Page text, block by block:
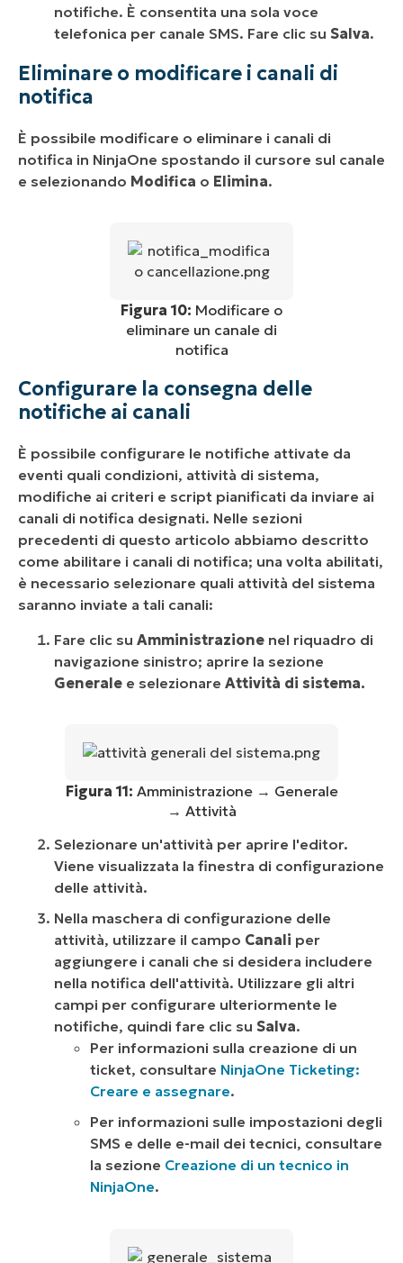
notifiche. È consentita una sola voce
telefonica per canale SMS. Fare clic su Salva.
Eliminare o modificare i canali di
notifica
È possibile modificare o eliminare i canali di
notifica in NinjaOne spostando il cursore sul canale
e selezionando Modifica o Elimina.
Figura 10: Modificare o
eliminare un canale di
notifica
Configurare la consegna delle
notifiche ai canali
È possibile configurare le notifiche attivate da
eventi quali condizioni, attività di sistema,
modifiche ai criteri e script pianificati da inviare ai
canali di notifica designati. Nelle sezioni
precedenti di questo articolo abbiamo descritto
come abilitare i canali di notifica; una volta abilitati,
è necessario selezionare quali attività del sistema
saranno inviate a tali canali:
Fare clic su Amministrazione nel riquadro di
navigazione sinistro; aprire la sezione
Generale e selezionare Attività di sistema.
Figura 11: Amministrazione → Generale
→ Attività
Selezionare un'attività per aprire l'editor.
Viene visualizzata la finestra di configurazione
delle attività.
Nella maschera di configurazione delle
attività, utilizzare il campo Canali per
aggiungere i canali che si desidera includere
nella notifica dell'attività. Utilizzare gli altri
campi per configurare ulteriormente le
notifiche, quindi fare clic su Salva.
Per informazioni sulla creazione di un
ticket, consultare NinjaOne Ticketing:
Creare e assegnare.
Per informazioni sulle impostazioni degli
SMS e delle e-mail dei tecnici, consultare
la sezione Creazione di un tecnico in
NinjaOne.